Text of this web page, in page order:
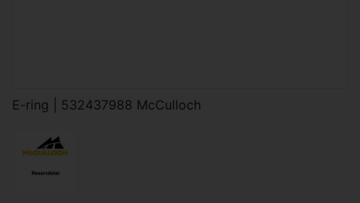
E-ring | 532437988 McCulloch